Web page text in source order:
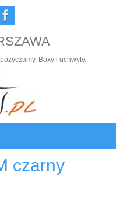
Boxy i uchwyty.
czarny